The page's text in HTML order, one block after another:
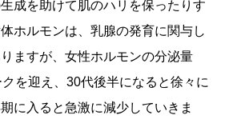
成を助けて肌のハリを保ったりす
ホルモンは、乳腺の発育に関与し
ますが、女性ホルモンの分泌量
を迎え、30代後半になると徐々に
に入ると急激に減少していきま